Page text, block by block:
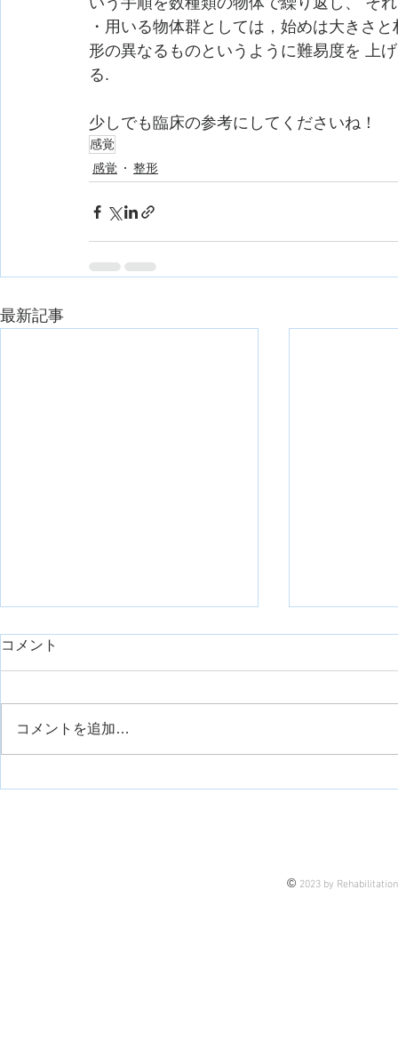
・用いる物体群としては，始めは大きさ
形の異なるものというように難易度を 上
る.
少しでも臨床の参考にしてくださいね！
感覚
感覚
整形
最新記事
随意性が低
か？という
コメント
コメントを追加…
© 2023 by